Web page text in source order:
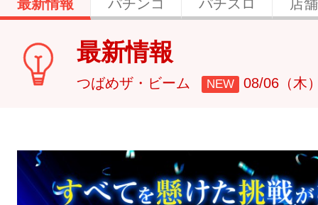
最新情報 パチンコ パチスロ 店
最新情報
つばめザ・ビーム NEW 08/06（木